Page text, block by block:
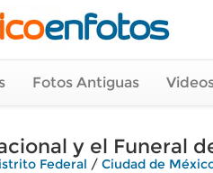
Fotos Antiguas
y el Funeral
Federal / Ciudad de